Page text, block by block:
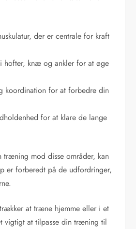
der er centrale for kraft
hofter, knæ og ankler for at øge
koordination for at forbedre din
for at klare de lange
træning mod disse områder, kan
er forberedt på de udfordringer,
at træne hjemme eller i et
vigtigt at tilpasse din træning til